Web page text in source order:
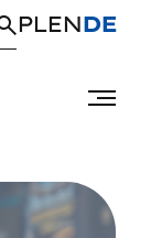
PLENDE